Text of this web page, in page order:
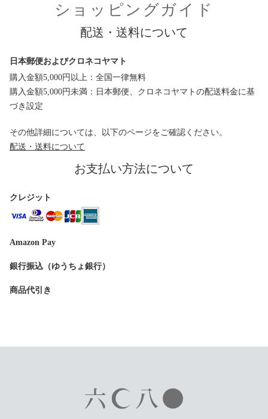
ショッピングガイド
配送・送料について
日本郵便およびクロネコヤマト
購入金額5,000円以上：全国一律無料
購入金額5,000円未満：日本郵便、クロネコヤマトの配送料金に基
づき設定
その他詳細については、以下のページをご確認ください。
配送・送料について
お支払い方法について
クレジット
Amazon Pay
銀行振込（ゆうちょ銀行）
商品代引き